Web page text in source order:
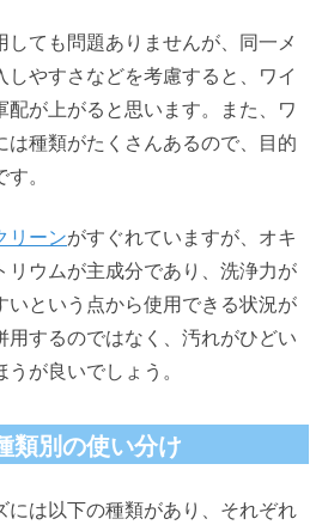
しても問題ありませんが、同一メ
しやすさなどを考慮すると、ワイ
配が上がると思います。また、ワ
は種類がたくさんあるので、目的
。
リーンがすぐれていますが、オキ
リウムが主成分であり、洗浄力が
いという点から使用できる状況が
用するのではなく、汚れがひどい
が良いでしょう。
類別の使い分け
には以下の種類があり、それぞれ